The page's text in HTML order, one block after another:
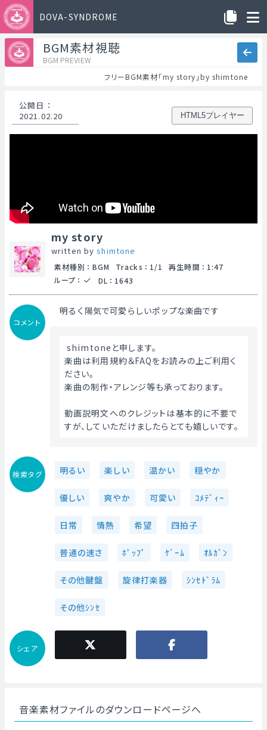
DOVA-SYNDROME
BGM素材視聴
BGM PREVIEW
フリーBGM素材「my story」by shimtone
公開日 ：
2021.02.20
HTML5プレイヤー
my story
written byshimtone
素材種別 ： BGM Tracks ： 1/1 再生時間 ： 1:47
ループ ： DL ： 1643
コメント
明るく陽気で可愛らしいポップな楽曲です
shimtoneと申します。
楽曲は利用規約＆FAQをお読みの上ご利用く
ださい。
楽曲の制作・アレンジ等も承っております。
動画説明文へのクレジットは基本的に不要で
すが、していただけましたらとても嬉しいです。
検索タグ 明るい 楽しい 温かい 穏やか
優しい 爽やか 可愛い ｺﾒﾃﾞｨｰ
日常 情熱 希望 四拍子
普通の速さ ﾎﾟｯﾌﾟ ｹﾞｰﾑ ｵﾙｶﾞﾝ
その他鍵盤 旋律打楽器 ｼﾝｾﾄﾞﾗﾑ
その他ｼﾝｾ
シェア
音楽素材ファイルのダウンロードページへ